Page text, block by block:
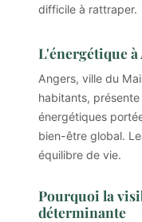
difficile à rattraper.
L'énergétique à
Angers, ville du
habitants,
énergétiques
bien-être global.
équilibre de vie.
Pourquoi la
déterminante